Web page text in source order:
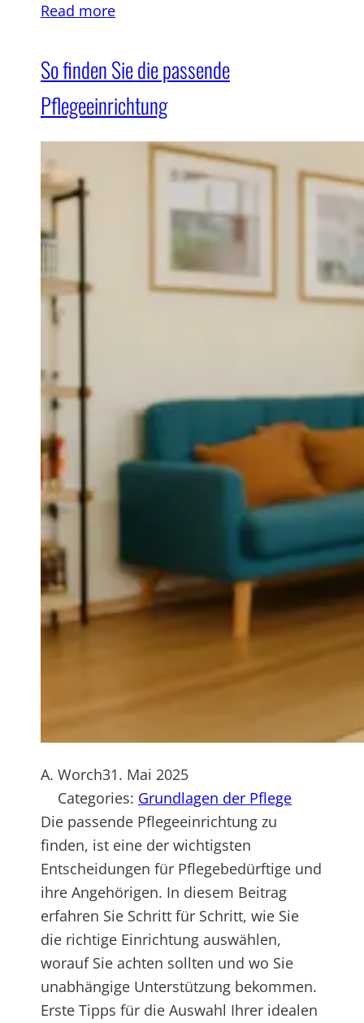
Read more
So finden Sie die passende
Pflegeeinrichtung
A. Worch31. Mai 2025
Categories: Grundlagen der Pflege
Die passende Pflegeeinrichtung zu
finden, ist eine der wichtigsten
Entscheidungen für Pflegebedürftige und
ihre Angehörigen. In diesem Beitrag
erfahren Sie Schritt für Schritt, wie Sie
die richtige Einrichtung auswählen,
worauf Sie achten sollten und wo Sie
unabhängige Unterstützung bekommen.
Erste Tipps für die Auswahl Ihrer idealen